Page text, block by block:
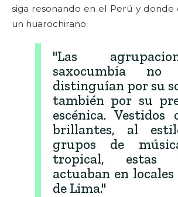
siga resonando en el Perú y donde
un huarochirano.
"Las
saxocumbia
distinguían por su
también por su
escénica. Vestidos
brillantes, al
grupos de
tropical, estas
actuaban en
de Lima."